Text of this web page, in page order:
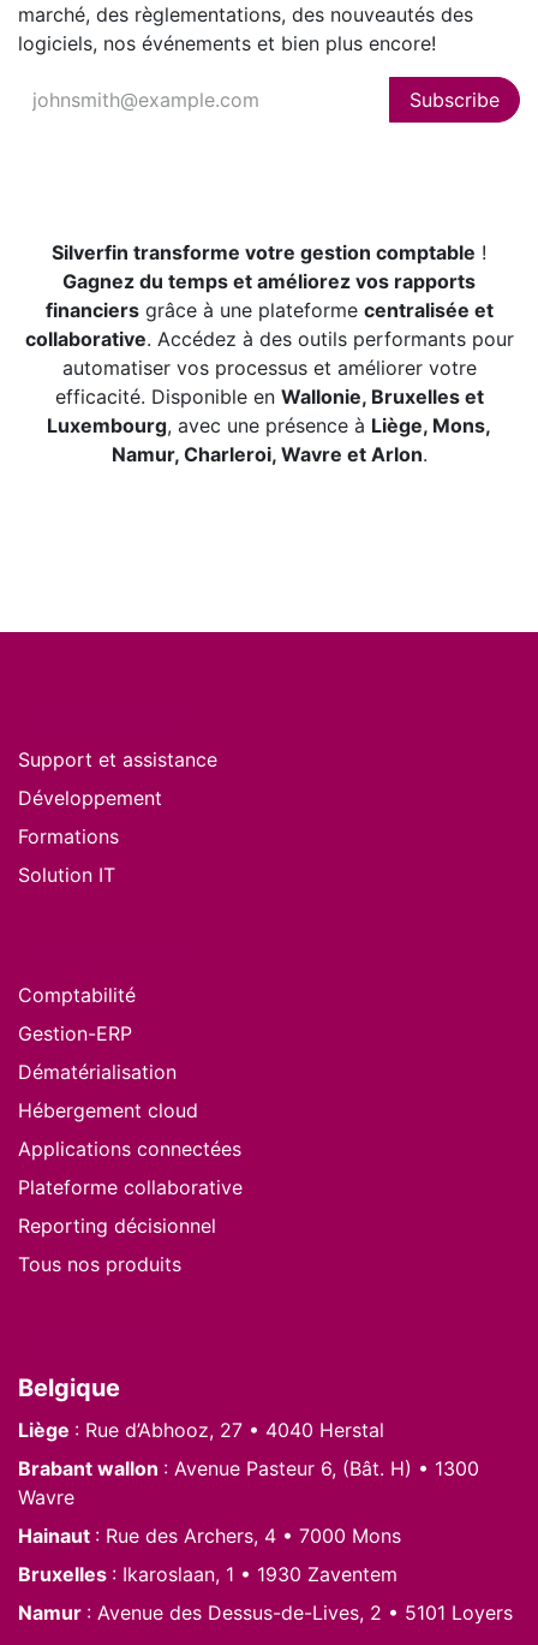
marché, des règlementations, des nouveautés des
logiciels, nos événements et bien plus encore!
Subscribe
Silverfin transforme votre gestion comptable !
Gagnez du temps et améliorez vos rapports
financiersgrâce à une plateforme centralisée et
collaborative. Accédez à des outils performants pour
automatiser vos processus et améliorer votre
efficacité. Disponible en Wallonie, Bruxelles et
Luxembourg, avec une présence à Liège, Mons,
Namur, Charleroi, Wavre et Arlon.
Support et assistance
Développement
Formations
Solution IT
Comptabilité
Gestion-ERP
Dématérialisation
Hébergement cloud
Applications connectées
Plateforme collaborative
Reporting décisionnel
Tous nos produits
Belgique
Liège : Rue d’Abhooz, 27 • 4040 Herstal
Brabant wallon : Avenue Pasteur 6, (Bât. H) • 1300
Wavre
Hainaut : Rue des Archers, 4 • 7000 Mons
Bruxelles : Ikaroslaan, 1 • 1930 Zaventem
Namur : Avenue des Dessus-de-Lives, 2 • 5101 Loyers